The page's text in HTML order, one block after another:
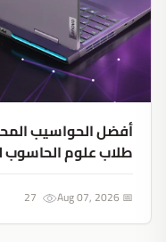
أفضل الحواسيب
طلاب علوم الحاسوب
📅 Aug 07, 2026